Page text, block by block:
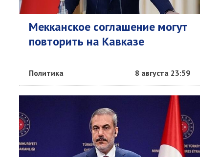
Мекканское соглашение могут
повторить на Кавказе
Политика 8 августа 23:59